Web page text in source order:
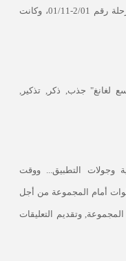
، انتهاء وقت الاستراحة، وانطلاق الرحلة رقم 2/01-01/11، وكانت
لغانغ" جذب, ذكر, تذكير,
وجولات التطبيق... ووقت
أمام المجموعة من أجل
وتقديم التعليقات